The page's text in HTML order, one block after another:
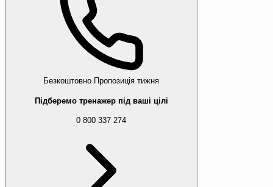
Безкоштовно Пропозиція тижня
Підберемо тренажер під ваші цілі
0 800 337 274